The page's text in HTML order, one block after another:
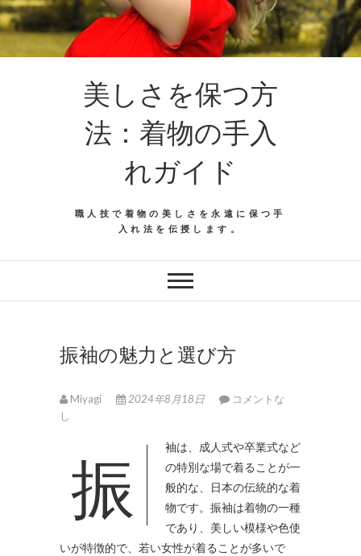
美しさを保つ方
法：着物の手入
れガイド
職人技で着物の美しさを永遠に保つ手
入れ法を伝授します。
振袖の魅力と選び方
Miyagi 2024年8月18日
コメントな
し
振袖は、成人式や卒業式など
の特別な場で着ることが一
般的な、日本の伝統的な着
物です。 振袖は着物の一種
であり、美しい模様や色使
いが特徴的で、若い女性が着ることが多いで